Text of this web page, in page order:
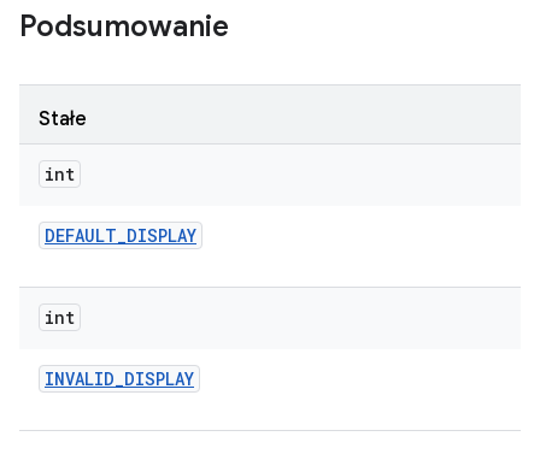
Podsumowanie
Stałe
int
DEFAULT_DISPLAY
int
INVALID_DISPLAY